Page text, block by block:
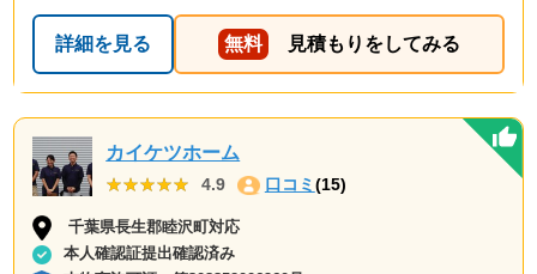
詳細を見る 無料 見積もりをしてみる
カイケツホーム
★★★★★
★★★★★ 4.9 口コミ (15)
千葉県長生郡睦沢町対応
本人確認証提出確認済み